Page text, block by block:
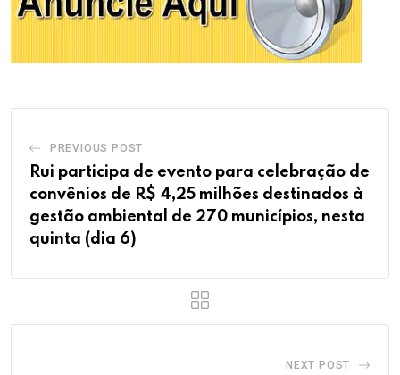
PREVIOUS POST
Rui participa de evento para celebração de
convênios de R$ 4,25 milhões destinados à
gestão ambiental de 270 municípios, nesta
quinta (dia 6)
NEXT POST